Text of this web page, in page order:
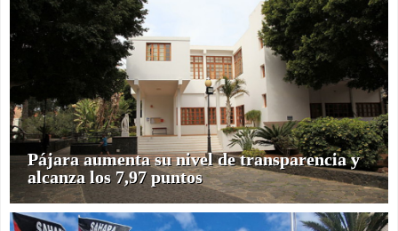
Pájara aumenta su nivel de transparencia y
alcanza los 7,97 puntos